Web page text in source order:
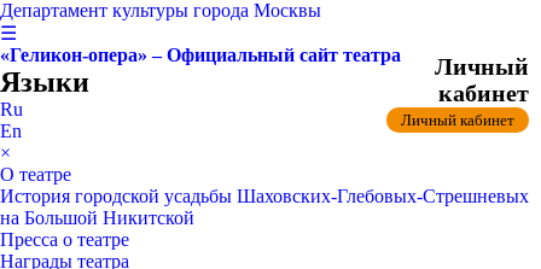
Департамент культуры города Москвы
☰
«Геликон-опера» – Официальный сайт театра
Языки
Ru
En
×
О театре
История городской усадьбы Шаховских-Глебовых-Стрешневых
на Большой Никитской
Пресса о театре
Награды театра
Личный
кабинет
Личный кабинет